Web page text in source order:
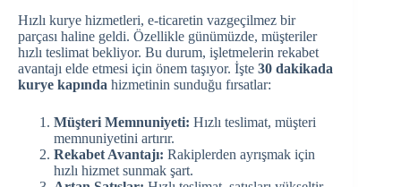
Hızlı kurye hizmetleri, e-ticaretin vazgeçilmez bir
parçası haline geldi. Özellikle günümüzde, müşteriler
hızlı teslimat bekliyor. Bu durum, işletmelerin rekabet
avantajı elde etmesi için önem taşıyor. İşte 30 dakikada
kurye kapında hizmetinin sunduğu fırsatlar:
Müşteri Memnuniyeti: Hızlı teslimat, müşteri
memnuniyetini artırır.
Rekabet Avantajı: Rakiplerden ayrışmak için
hızlı hizmet sunmak şart.